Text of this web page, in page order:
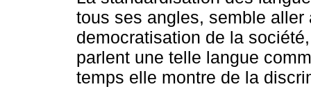
tous ses angles, semble
democratisation de la
parlent une telle langue
temps elle montre de la